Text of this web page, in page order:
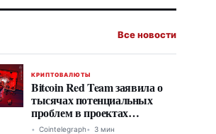
Все новости
КРИПТОВАЛЮТЫ
Bitcoin Red Team заявила о
тысячах потенциальных
проблем в проектах
экосистемы Bitcoin
Cointelegraph 3 мин